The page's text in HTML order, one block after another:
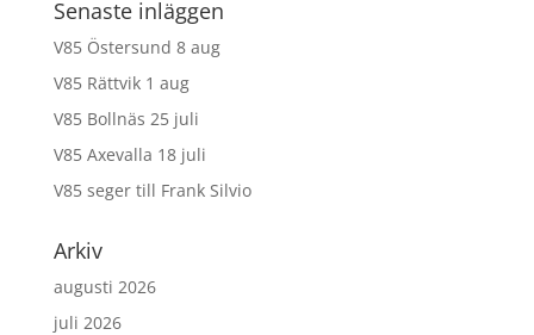
Senaste inläggen
V85 Östersund 8 aug
V85 Rättvik 1 aug
V85 Bollnäs 25 juli
V85 Axevalla 18 juli
V85 seger till Frank Silvio
Arkiv
augusti 2026
juli 2026